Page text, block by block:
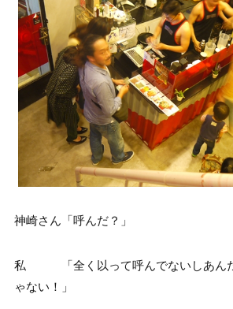
神崎さん「呼んだ？」
私 「全く以って呼んでないしあんた
ゃない！」